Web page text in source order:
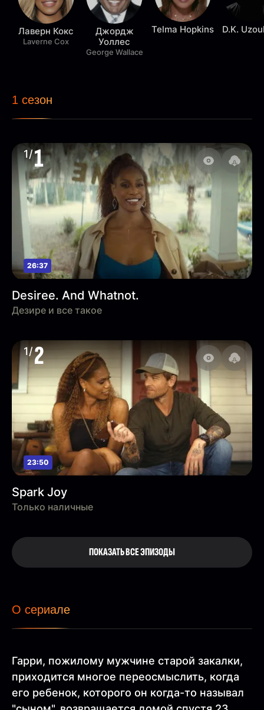
Лаверн Кокс
Laverne Cox
Джордж
Уоллес
George Wallace
Telma Hopkins D.K.
1 сезон
1/1
26:37
Desiree. And Whatnot.
Дезире и все такое
1/2
23:50
Spark Joy
Только наличные
ПОКАЗАТЬ ВСЕ ЭПИЗОДЫ
О сериале
Гарри, пожилому мужчине старой закалки,
приходится многое переосмыслить, когда
его ребенок, которого он когда-то называл